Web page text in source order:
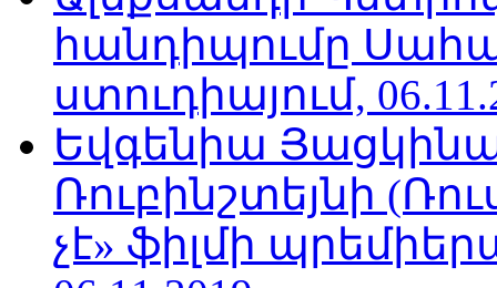
հանդիպումը
ստուդիայում,
Եվգենիա
Ռուբինշտեյնի
չէ» ֆիլմի